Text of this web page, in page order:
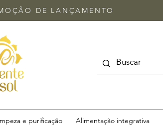
DE LANÇAMENTO
e purificação Alimentação integrativa